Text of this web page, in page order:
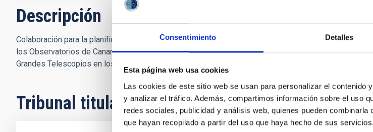
Consentimiento Detalles
Esta página web usa cookies
Las cookies de este sitio web se usan para personalizar el contenido
y analizar el tráfico. Además, compartimos información sobre el uso
redes sociales, publicidad y análisis web, quienes pueden
que hayan recopilado a partir del uso que haya hecho de sus servicios.
Descripción
Colaboración para la planificación, seguimiento y control de las actuaciones puestas en marcha en el
los Observatorios de Canarias 2021-2024 y del Plan Estratégico del IAC 2022-2025, bajo la línea de
Grandes Telescopios en los Observatorios de Canarias". Relaciones y Acuerdos Internacionales.
Tribunal titular